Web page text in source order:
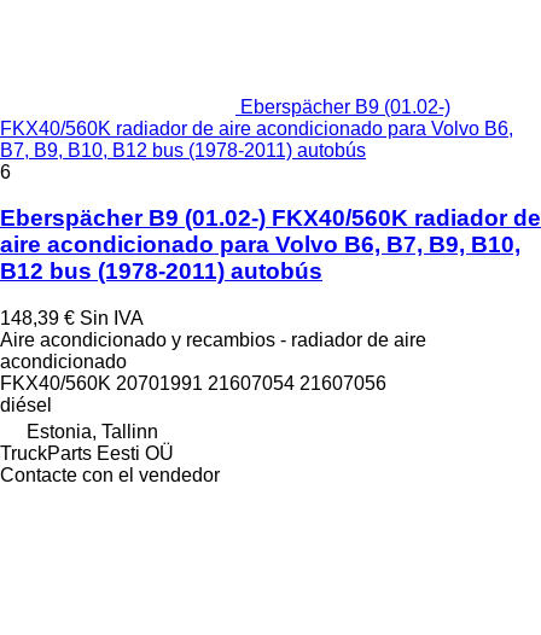
Eberspächer B9 (01.02-)
FKX40/560K radiador de aire acondicionado para Volvo B6,
B7, B9, B10, B12 bus (1978-2011) autobús
6
Eberspächer B9 (01.02-) FKX40/560K radiador de
aire acondicionado para Volvo B6, B7, B9, B10,
B12 bus (1978-2011) autobús
148,39 € Sin IVA
Aire acondicionado y recambios - radiador de aire
acondicionado
FKX40/560K 20701991 21607054 21607056
diésel
Estonia, Tallinn
TruckParts Eesti OÜ
Contacte con el vendedor